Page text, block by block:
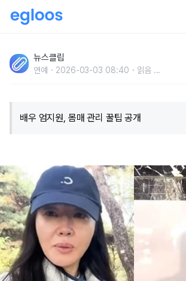
본 '몸매 관리 꿀팁' 놀라운 방법
뉴스클립
연예 2026-03-03 08:40 읽음 ...
배우 엄지원, 몸매 관리 꿀팁 공개